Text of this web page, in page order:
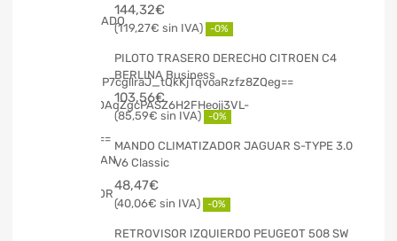
144,32€
119,27€ -0%
PILOTO TRASERO DERECHO CITROEN C4
BERLINA Business
103,56€
85,59€ -0%
MANDO CLIMATIZADOR JAGUAR S-TYPE 3.0
V6 Classic
48,47€
40,06€ -0%
RETROVISOR IZQUIERDO PEUGEOT 508 SW